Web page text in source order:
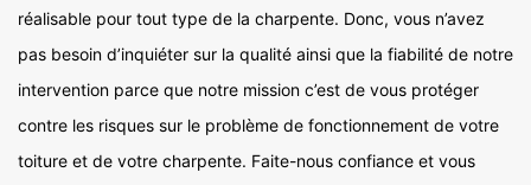
réalisable pour tout type de la charpente. Donc, vous n’avez
pas besoin d’inquiéter sur la qualité ainsi que la fiabilité de notre
intervention parce que notre mission c’est de vous protéger
contre les risques sur le problème de fonctionnement de votre
toiture et de votre charpente. Faite-nous confiance et vous